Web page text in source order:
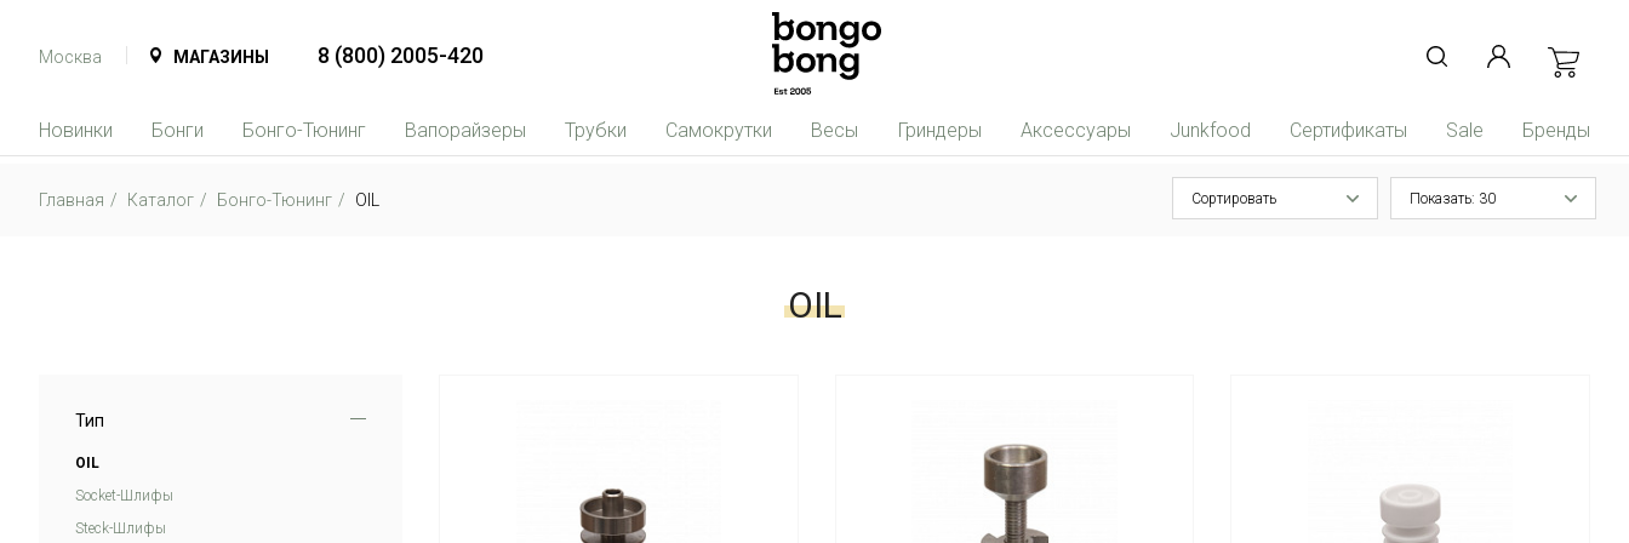
Москва МАГАЗИНЫ 8 (800) 2005-420
Новинки Бонги Бонго-Тюнинг Вапорайзеры Трубки Самокрутки Весы Гриндеры Аксессуары Junkfood Сертификаты Sale Бренды
Главная Каталог Бонго-Тюнинг OIL Сортировать Показать: 30
OIL
Тип
OIL
Soсket-Шлифы
Steck-Шлифы